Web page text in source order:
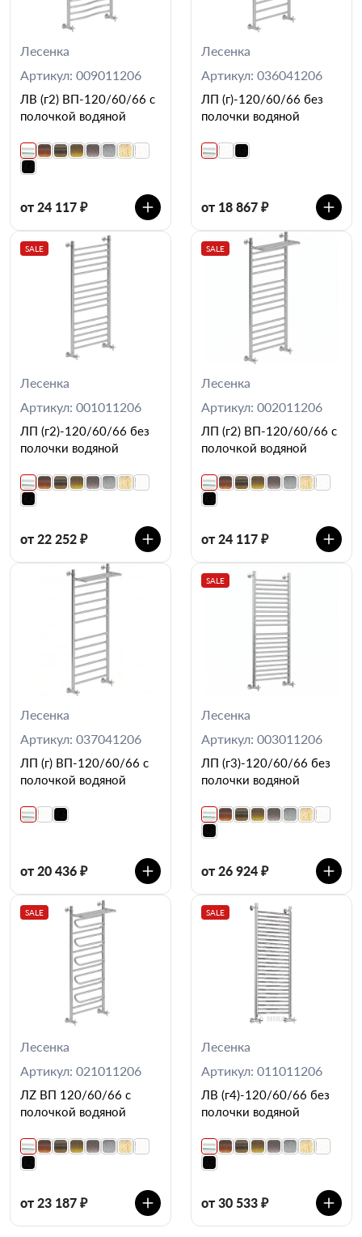
Лесенка
Артикул: 009011206
ЛВ (г2) ВП-120/60/66 с
полочкой водяной
от 24 117 ₽
Лесенка
Артикул: 036041206
ЛП (г)-120/60/66 без
полочки водяной
от 18 867 ₽
SALE
Лесенка
Артикул: 001011206
ЛП (г2)-120/60/66 без
полочки водяной
от 22 252 ₽
SALE
Лесенка
Артикул: 002011206
ЛП (г2) ВП-120/60/66 с
полочкой водяной
от 24 117 ₽
Лесенка
Артикул: 037041206
ЛП (г) ВП-120/60/66 с
полочкой водяной
от 20 436 ₽
SALE
Лесенка
Артикул: 003011206
ЛП (г3)-120/60/66 без
полочки водяной
от 26 924 ₽
SALE
Лесенка
Артикул: 021011206
ЛZ ВП 120/60/66 с
полочкой водяной
от 23 187 ₽
SALE
Лесенка
Артикул: 011011206
ЛВ (г4)-120/60/66 без
полочки водяной
от 30 533 ₽